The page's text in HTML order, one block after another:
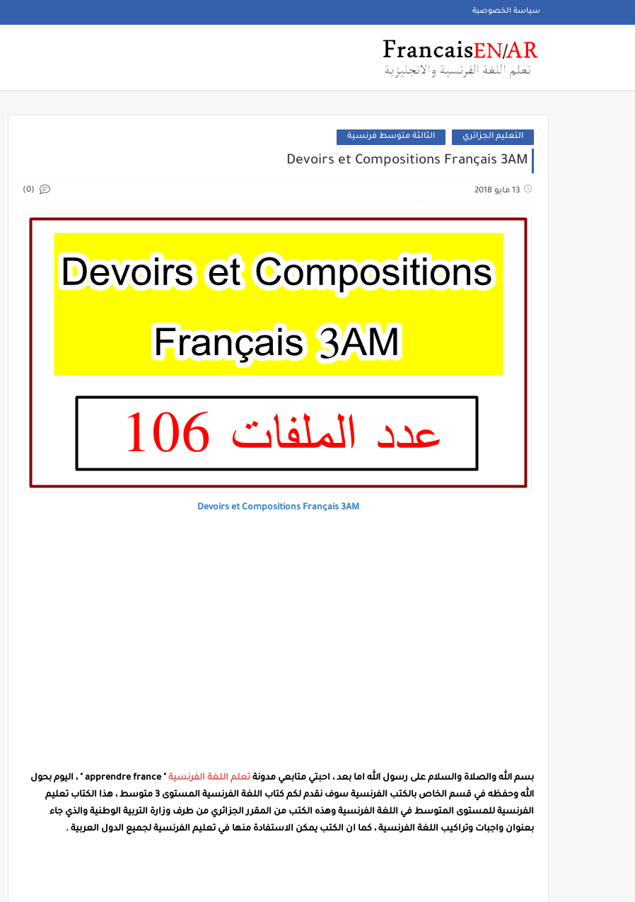
سياسة الخصوصية
التعليم الجزائري الثالثة متوسط فرنسية
Devoirs et Compositions Français 3AM
13 مايو 2018 (0)
Devoirs et Compositions Français 3AM
بسم الله والصلاة والسلام على رسول الله اما بعد ، احبتي متابعي مدونة تعلم اللغة الفرنسية
" apprendre france " ، اليوم بحول
الله وحفظه في قسم الخاص بالكتب الفرنسية سوف نقدم لكم كتاب اللغة الفرنسية المستوى 3 متوسط ، هذا الكتاب تعليم
الفرنسية للمستوى المتوسط في اللغة الفرنسية وهذه الكتب من المقرر الجزائري من طرف وزارة التربية الوطنية والذي جاء
بعنوان واجبات وتراكيب اللغة الفرنسية، كما ان الكتب يمكن الاستفادة منها في تعليم الفرنسية لجميع الدول العربية .